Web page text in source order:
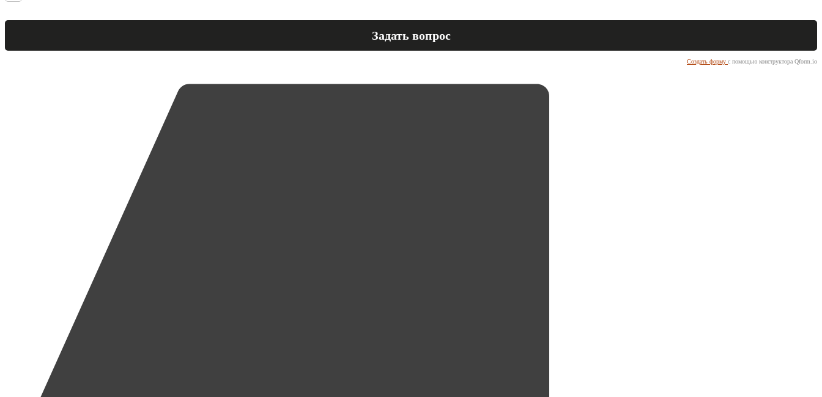
Создать форму с помощью конструктора Qform.io